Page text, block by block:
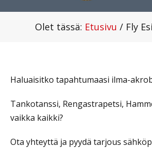
Olet tässä: Etusivu / Fly
Haluaisitko tapahtumaasi ilma-
Tankotanssi, Rengastrapetsi,
vaikka kaikki?
Ota yhteyttä ja pyydä tarjous